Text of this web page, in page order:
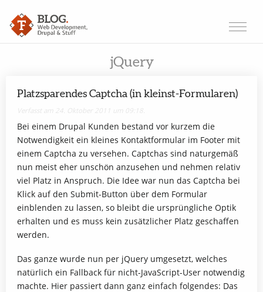
jQuery
Platzsparendes Captcha (in kleinst-Formularen)
Verfasst am 24. Oktober 2011 um 09:18.
Bei einem Drupal Kunden bestand vor kurzem die
Notwendigkeit ein kleines Kontaktformular im Footer mit
einem Captcha zu versehen. Captchas sind naturgemäß
nun meist eher unschön anzusehen und nehmen relativ
viel Platz in Anspruch. Die Idee war nun das Captcha bei
Klick auf den Submit-Button über dem Formular
einblenden zu lassen, so bleibt die ursprüngliche Optik
erhalten und es muss kein zusätzlicher Platz geschaffen
werden.
Das ganze wurde nun per jQuery umgesetzt, welches
natürlich ein Fallback für nicht-JavaScript-User notwendig
machte. Hier passiert dann ganz einfach folgendes: Das